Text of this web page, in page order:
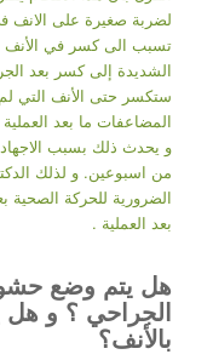
لضربة صغيرة على الانف
تسبب الى كسر في الأنف
الشديدة إلى كسر بعد
ستكسر حتى الأنف التي
المضاعفات ما بعد
و يحدث ذلك بسبب
من اسبوعين. و لذلك
الضرورية للحركة الصحية
بعد العملية .
هل يتم وضع
الجراحي ؟ و هل
بالأنف؟